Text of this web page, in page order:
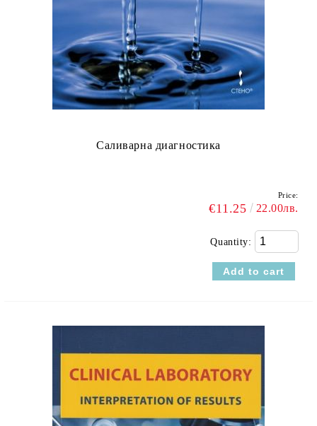
Саливарна диагностика
Price:
€11.25 22.00лв.
Quantity: